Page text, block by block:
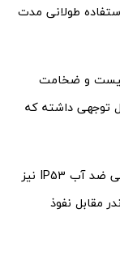
طولانی مدت
نیست و ضخامت
توجهی داشته که
وزن پوکو x4 پرو 5g نیز 205 گرم است و گواهی ضد آب IP53 نیز
مقابل نفوذ